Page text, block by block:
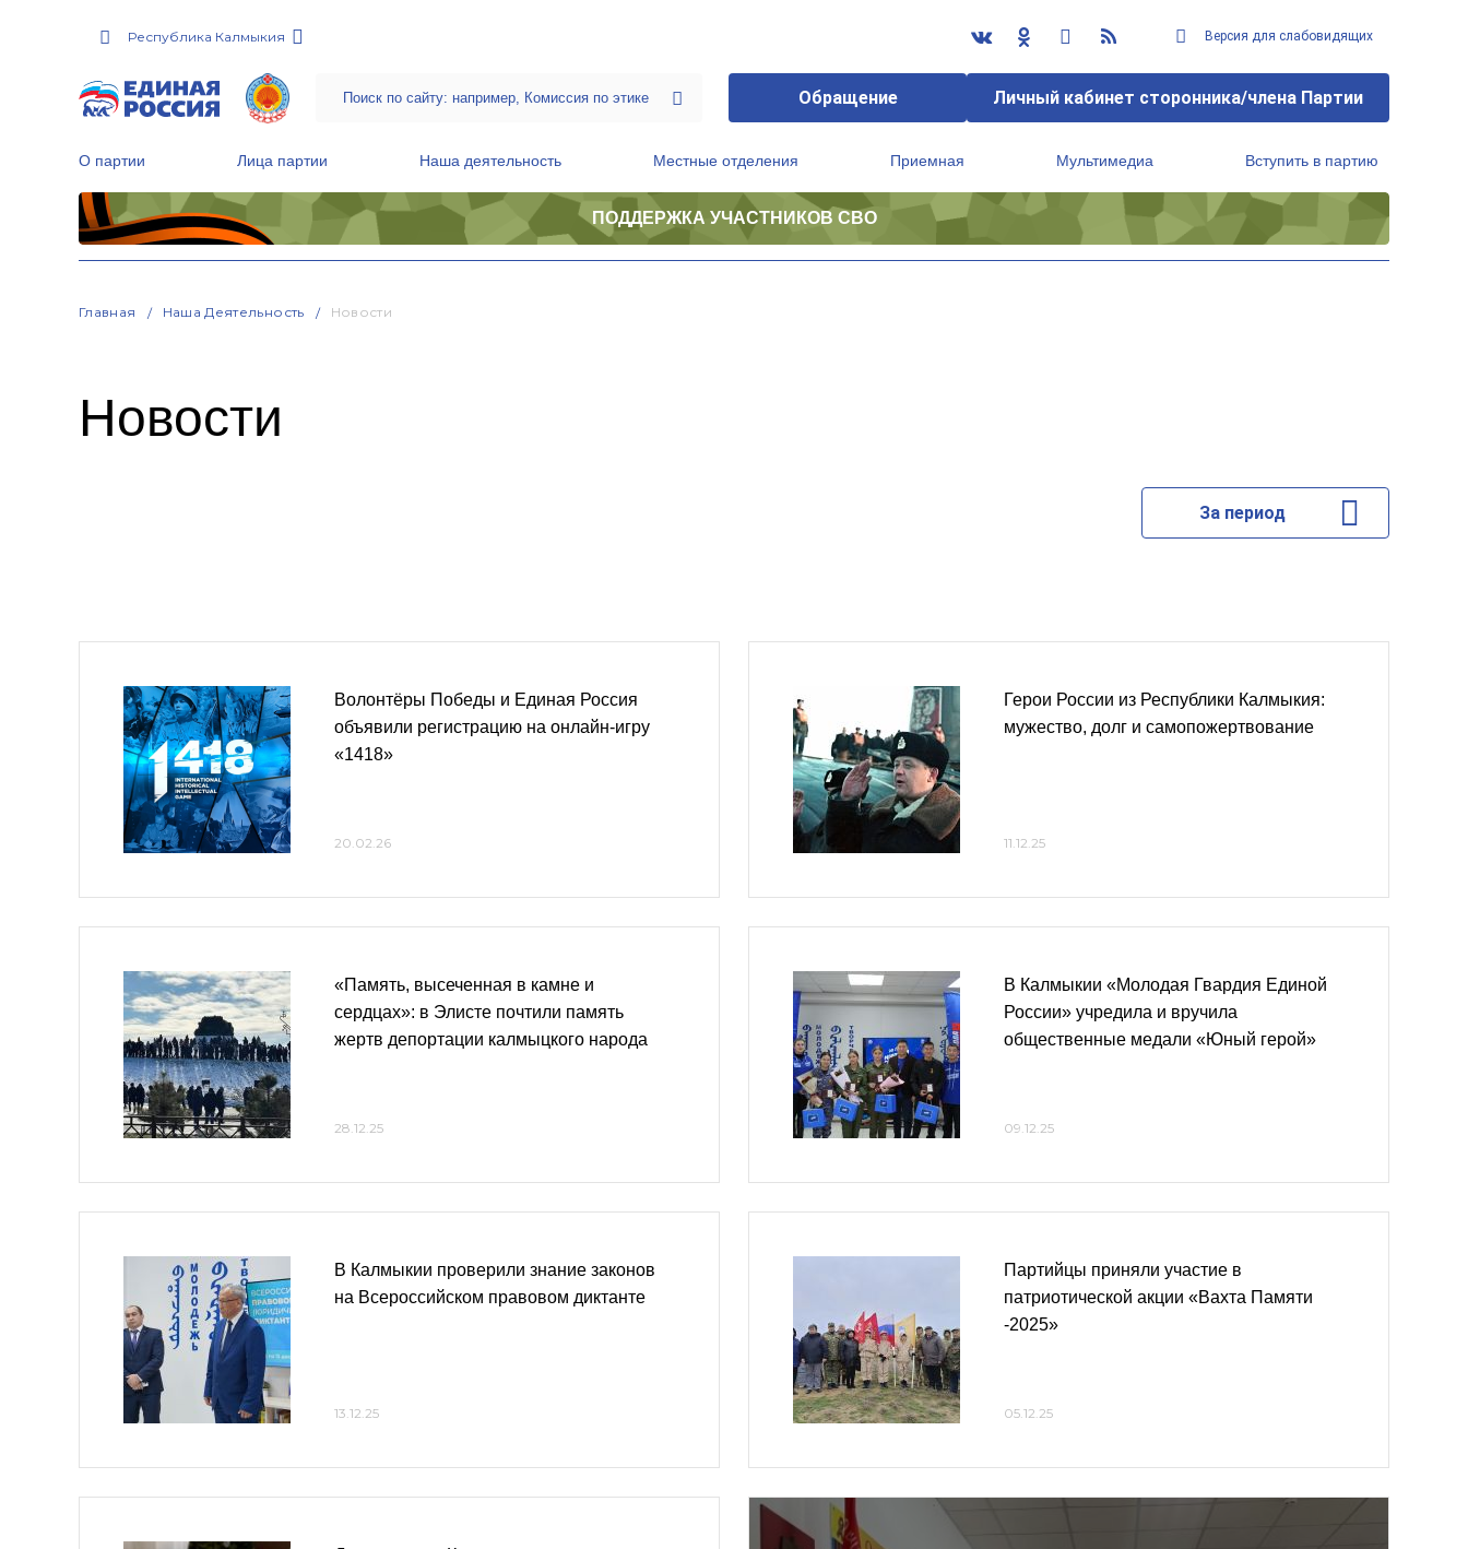
Республика Калмыкия Версия для слабовидящих
Обращение Личный кабинет сторонника/члена Партии
О партии Лица партии Наша деятельность Местные отделения Приемная Мультимедиа Вступить в партию
ПОДДЕРЖКА УЧАСТНИКОВ СВО
Главная Наша Деятельность Новости
Новости
За период
Волонтёры Победы и Единая Россия
объявили регистрацию на онлайн-игру
«1418»
20.02.26
«Память, высеченная в камне и
сердцах»: в Элисте почтили память
жертв депортации калмыцкого народа
28.12.25
В Калмыкии проверили знание законов
на Всероссийском правовом диктанте
13.12.25
Герои России из Республики Калмыкия:
мужество, долг и самопожертвование
11.12.25
В Калмыкии «Молодая Гвардия Единой
России» учредила и вручила
общественные медали «Юный герой»
09.12.25
Партийцы приняли участие в
патриотической акции «Вахта Памяти
-2025»
05.12.25